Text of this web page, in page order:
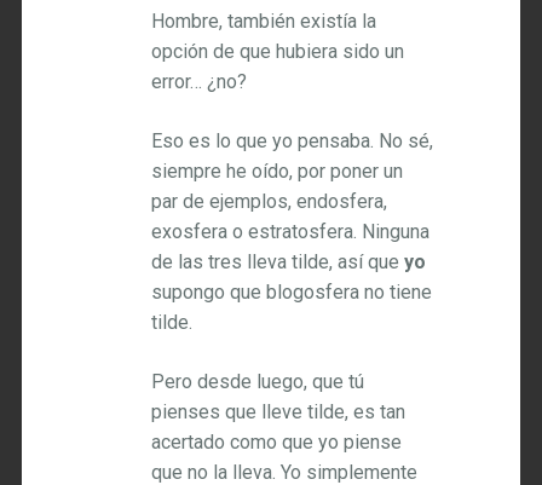
Hombre, también existía la
opción de que hubiera sido un
error… ¿no?
Eso es lo que yo pensaba. No sé,
siempre he oído, por poner un
par de ejemplos, endosfera,
exosfera o estratosfera. Ninguna
de las tres lleva tilde, así que yo
supongo que blogosfera no tiene
tilde.
Pero desde luego, que tú
pienses que lleve tilde, es tan
acertado como que yo piense
que no la lleva. Yo simplemente